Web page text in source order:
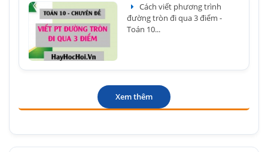
Cách viết phương trình
đường tròn đi qua 3 điểm -
Toán 10...
Xem thêm